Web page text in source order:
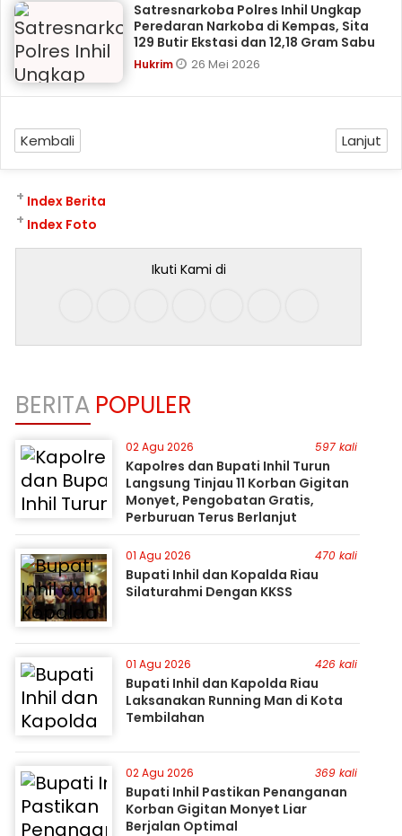
Satresnarkoba Polres Inhil Ungkap
Peredaran Narkoba di Kempas, Sita
129 Butir Ekstasi dan 12,18 Gram Sabu
Hukrim 26 Mei 2026
Kembali Lanjut
Index Berita
+
Index Foto
+
Ikuti Kami di
BERITA POPULER
02 Agu 2026 597 kali
Kapolres dan Bupati Inhil Turun
Langsung Tinjau 11 Korban Gigitan
Monyet, Pengobatan Gratis,
Perburuan Terus Berlanjut
01 Agu 2026 470 kali
Bupati Inhil dan Kopalda Riau
Silaturahmi Dengan KKSS
01 Agu 2026 426 kali
Bupati Inhil dan Kapolda Riau
Laksanakan Running Man di Kota
Tembilahan
02 Agu 2026 369 kali
Bupati Inhil Pastikan Penanganan
Korban Gigitan Monyet Liar
Berjalan Optimal